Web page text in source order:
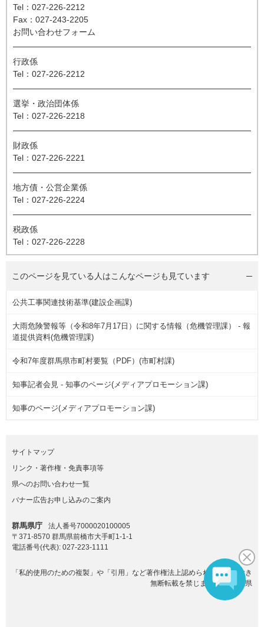
Tel：027-226-2212
Fax：027-243-2205
お問い合わせフォーム
行政係
Tel：027-226-2212
選挙・政治団体係
Tel：027-226-2218
財政係
Tel：027-226-2221
地方債・公営企業係
Tel：027-226-2224
税政係
Tel：027-226-2228
このページを見ている人はこんなページも見ています
公共工事関連技術基準(建設企画課)
大雨危険警報等（令和8年7月17日）に関する情報（危機管理課） - 報
道提供資料(危機管理課)
令和7年度群馬県市町村要覧（PDF）(市町村課)
知事記者会見 - 知事のページ(メディアプロモーション課)
知事のページ(メディアプロモーション課)
サイトマップ
リンク・著作権・免責事項等
県へのお問い合わせ一覧
バナー広告お申し込みのご案内
群馬県庁
法人番号7000020100005
〒371-8570 群馬県前橋市大手町1-1-1
電話番号(代表): 027-223-1111
「私的使用のための複製」や「引用」など著作権法上認められた場合を除き
無断転載を禁じます。(C)群馬県